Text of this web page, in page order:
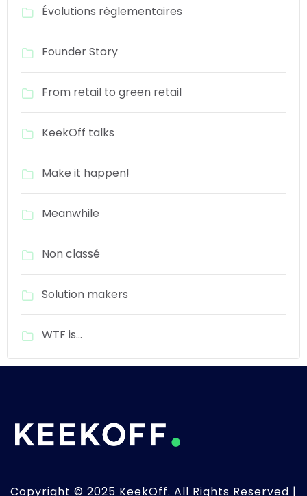
Évolutions règlementaires
Founder Story
From retail to green retail
KeekOff talks
Make it happen!
Meanwhile
Non classé
Solution makers
WTF is…
Copyright © 2025 KeekOff. All Rights Reserved |